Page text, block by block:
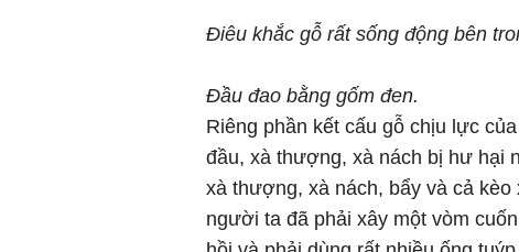
Điêu khắc gỗ rất sống động bên
Đầu đao bằng gốm đen.
Riêng phần kết cấu gỗ chịu lực
đầu, xà thượng, xà nách bị hư hại
xà thượng, xà nách, bẩy và cả
người ta đã phải xây một vòm